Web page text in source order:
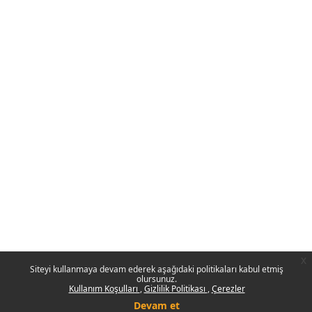
Siteyi kullanmaya devam ederek aşağıdaki politikaları kabul etmiş
olursunuz.
Kullanım Koşulları Gizlilik Politikası Çerezler
Devam et